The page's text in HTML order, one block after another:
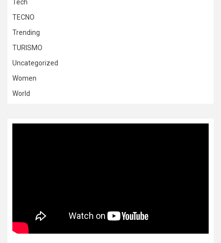
Tech
TECNO
Trending
TURISMO
Uncategorized
Women
World